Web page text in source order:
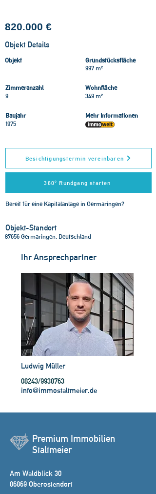
820.000 €
Objekt Details
Objekt
Grundstücksfläche
997 m²
Zimmeranzahl
9
Baujahr
1975
Wohnfläche
349 m²
Mehr Informationen
Besichtigungstermin vereinbaren
360° Rundgang starten
Bereit für eine Kapitalanlage in Germaringen?
Objekt-Standort
87656 Germaringen, Deutschland
Ihr Ansprechpartner
Ludwig Müller
08243/9938763
info@immostaltmeier.de
Premium Immobilien
Staltmeier
Am Waldblick 30
86869 Oberostendorf